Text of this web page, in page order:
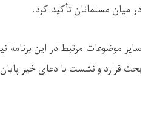
در میان مسلمانان تأکید کرد.
سایر موضوعات مرتبط در این برنامه
بحث قرارد و نشست با دعای خیر